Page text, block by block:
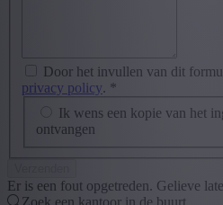
Door het invullen van dit
privacy policy. *
Ik wens een kopie van het
ontvangen
Er is een fout opgetreden. Gelieve
Zoek een kantoor in de buurt